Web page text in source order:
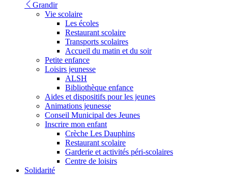
Grandir
Vie scolaire
Les écoles
Restaurant scolaire
Transports scolaires
Accueil du matin et du soir
Petite enfance
Loisirs jeunesse
ALSH
Bibliothèque enfance
Aides et dispositifs pour les jeunes
Animations jeunesse
Conseil Municipal des Jeunes
Inscrire mon enfant
Crèche Les Dauphins
Restaurant scolaire
Garderie et activités péri-scolaires
Centre de loisirs
Solidarité